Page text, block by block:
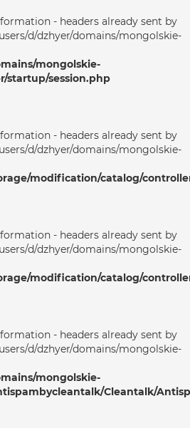
- headers already sent by
d/dzhyer/domains/mongolskie-
mongolskie-
startup/session.php
- headers already sent by
d/dzhyer/domains/mongolskie-
modification/catalog/
- headers already sent by
d/dzhyer/domains/mongolskie-
modification/catalog/
- headers already sent by
d/dzhyer/domains/mongolskie-
mongolskie-
Cleantalk/